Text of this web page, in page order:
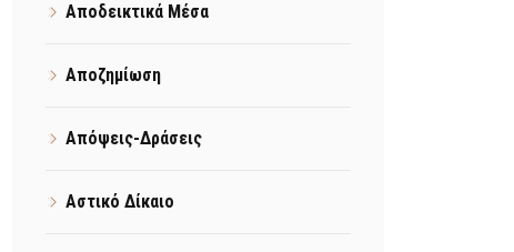
Αποδεικτικά Μέσα
Αποζημίωση
Απόψεις-Δράσεις
Αστικό Δίκαιο